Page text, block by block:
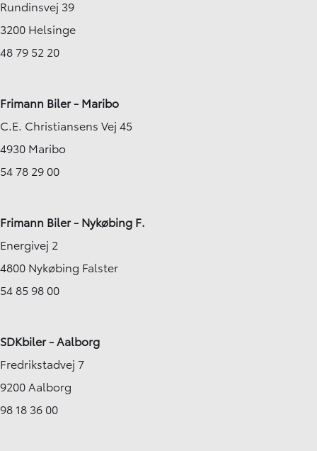
Rundinsvej 39
3200 Helsinge
48 79 52 20
Frimann Biler - Maribo
C.E. Christiansens Vej 45
4930 Maribo
54 78 29 00
Frimann Biler - Nykøbing F.
Energivej 2
4800 Nykøbing Falster
54 85 98 00
SDKbiler - Aalborg
Fredrikstadvej 7
9200 Aalborg
98 18 36 00